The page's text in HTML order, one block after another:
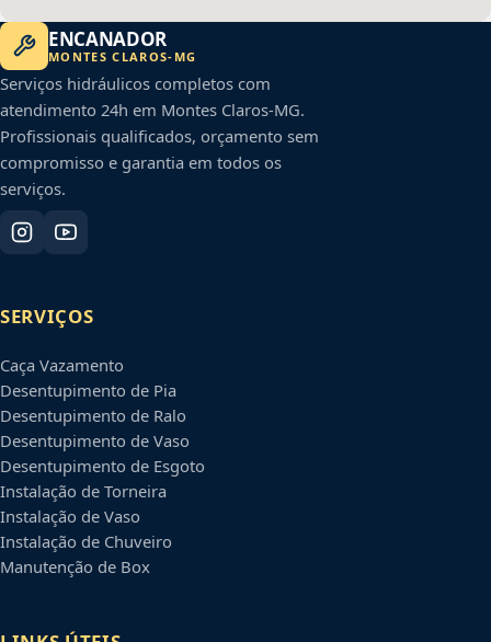
ENCANADOR
MONTES CLAROS- MG
Serviços hidráulicos completos com
atendimento 24h em Montes Claros-MG.
Profissionais qualificados, orçamento sem
compromisso e garantia em todos os
serviços.
SERVIÇOS
Caça Vazamento
Desentupimento de Pia
Desentupimento de Ralo
Desentupimento de Vaso
Desentupimento de Esgoto
Instalação de Torneira
Instalação de Vaso
Instalação de Chuveiro
Manutenção de Box